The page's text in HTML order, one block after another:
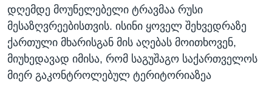
დღემდე მოუნელებელი ტრავმაა რუსი
მესაზღვრეებისთვის. ისინი ყოველ შეხვედრაზე
ქართული მხარისგან მის აღებას მოითხოვენ,
მიუხედავად იმისა, რომ საგუშაგო საქართველოს
მიერ გაკონტროლებულ ტერიტორიაზეა